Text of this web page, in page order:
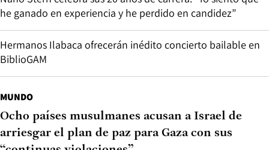
he ganado en experiencia y he perdido en candidez”
Hermanos Ilabaca ofrecerán inédito concierto bailable en
BiblioGAM
MUNDO
Ocho países musulmanes acusan a Israel de
arriesgar el plan de paz para Gaza con sus